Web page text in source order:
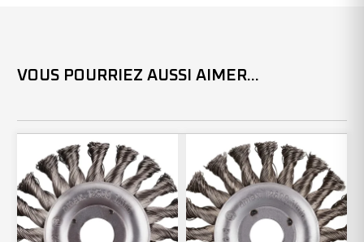
VOUS POURRIEZ AUSSI AIMER...